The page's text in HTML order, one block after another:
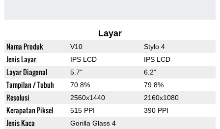
Layar
Nama Produk V10 Stylo 4
Jenis Layar IPS LCD IPS LCD
Layar Diagonal 5.7" 6.2"
Tampilan / Tubuh 70.8% 79.8%
Resolusi 2560x1440 2160x1080
Kerapatan Piksel 515 PPI 390 PPI
Jenis Kaca Gorilla Glass 4